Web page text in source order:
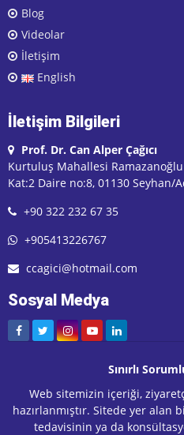
Blog
Videolar
İletişim
English
İletişim Bilgileri
Prof. Dr. Can Alper Çağıcı
Kurtuluş Mahallesi
Kat:2 Daire no:8, 01130 Seyhan/
+90 322 232 67 35
+905413226767
ccagici@hotmail.com
Sosyal Medya
Sınırlı
Web sitemizin içeriği,
hazırlanmıştır. Sitede yer
tedavisinin ya da